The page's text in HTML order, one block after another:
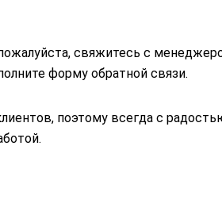
свяжитесь с
форму обратной связи.
поэтому всегда с